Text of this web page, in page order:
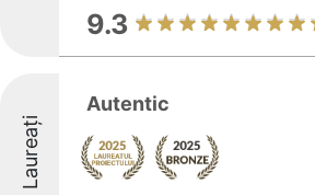
9.3
Laureați
Autentic